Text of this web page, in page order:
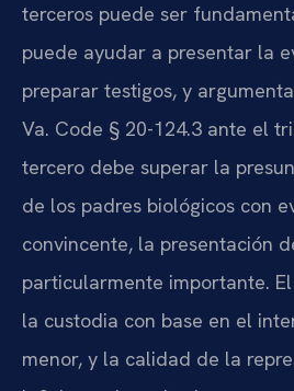
terceros puede ser
puede ayudar a presentar la
preparar testigos, y
Va. Code § 20-124.3 ante el
tercero debe superar la
de los padres biológicos con
convincente, la presentación
particularmente importante.
la custodia con base en el
menor, y la calidad de la